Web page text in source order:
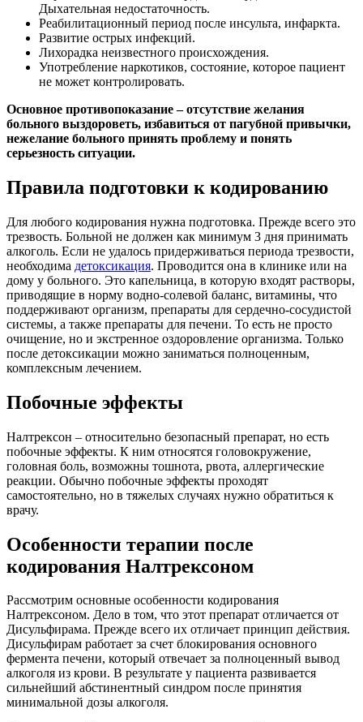
Дыхательная недостаточность.
Реабилитационный период после инсульта, инфаркта.
Развитие острых инфекций.
Лихорадка неизвестного происхождения.
Употребление наркотиков, состояние, которое пациент
не может контролировать.
Основное противопоказание – отсутствие желания
больного выздороветь, избавиться от пагубной привычки,
нежелание больного принять проблему и понять
серьезность ситуации.
Правила подготовки к кодированию
Для любого кодирования нужна подготовка. Прежде всего это
трезвость. Больной не должен как минимум 3 дня принимать
алкоголь. Если не удалось придерживаться периода трезвости,
необходима детоксикация. Проводится она в клинике или на
дому у больного. Это капельница, в которую входят растворы,
приводящие в норму водно-солевой баланс, витамины, что
поддерживают организм, препараты для сердечно-сосудистой
системы, а также препараты для печени. То есть не просто
очищение, но и экстренное оздоровление организма. Только
после детоксикации можно заниматься полноценным,
комплексным лечением.
Побочные эффекты
Налтрексон – относительно безопасный препарат, но есть
побочные эффекты. К ним относятся головокружение,
головная боль, возможны тошнота, рвота, аллергические
реакции. Обычно побочные эффекты проходят
самостоятельно, но в тяжелых случаях нужно обратиться к
врачу.
Особенности терапии после
кодирования Налтрексоном
Рассмотрим основные особенности кодирования
Налтрексоном. Дело в том, что этот препарат отличается от
Дисульфирама. Прежде всего их отличает принцип действия.
Дисульфирам работает за счет блокирования основного
фермента печени, который отвечает за полноценный вывод
алкоголя из крови. В результате у пациента развивается
сильнейший абстинентный синдром после принятия
минимальной дозы алкоголя.